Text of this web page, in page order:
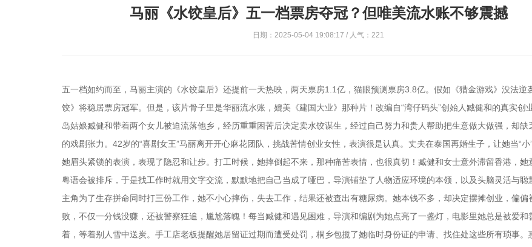
马丽《水饺皇后》五一档票房夺冠？但唯美流水账不够震撼
日期：2025-05-04 19:08:17 / 人气：221
五一档如约而至，马丽主演的《水饺皇后》还提前一天热映，两天票房1.1亿，猫眼预测票房3.8亿。假如《猎金游戏》没法逆
饺》将稳居票房冠军。但是，该片骨子里是华丽流水账，媲美《建国大业》那种片！改编自“湾仔码头”创始人臧健和的真实创
岛姑娘臧健和带着两个女儿被迫流落他乡，经历重重困苦后决定卖水饺谋生，经过自己努力和贵人帮助把生意做大做强，却缺
的戏剧张力。42岁的“喜剧女王”马丽离开开心麻花团队，挑战苦情创业女性，表演很是认真。丈夫在泰国再婚生子，让她当“小
她眉头紧锁的表演，表现了隐忍和让步。打工时候，她摔倒起不来，那种痛苦表情，也很真切！臧健和女士意外滞留香港，她
粤语会被排斥，于是找工作时就用文字交流，默默地把自己当成了哑巴，导演铺垫了人物适应环境的本领，以及头脑灵活与聪
主角为了生存拼命同时打三份工作，她不小心摔伤，失去工作，结果还被查出有糖尿病。她本钱不多，却决定摆摊创业，偏偏
败，不仅一分钱没赚，还被警察狂追，尴尬落魄！每当臧健和遇见困难，导演和编剧为她点亮了一盏灯，电影里她总是被爱和
着，等着别人雪中送炭。手工店老板提醒她居留证过期而遭受处罚，桐乡包揽了她临时身份证的申请、找住处这些所有琐事。